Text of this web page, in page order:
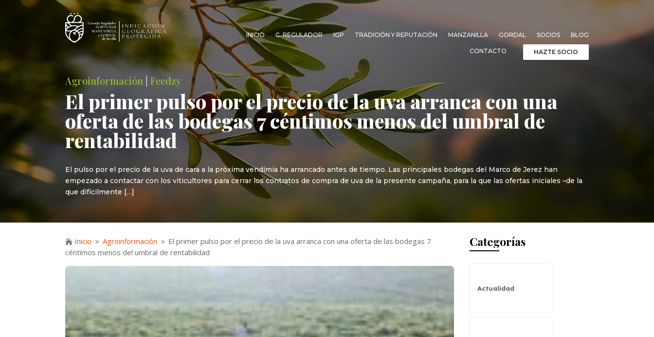
INICIO C. REGULADOR IGP TRADICIÓN Y REPUTACIÓN MANZANILLA GORDAL SOCIOS BLOG
CONTACTO HAZTE SOCIO
Agroinformación |Feedzy
El primer pulso por el precio de la uva arranca con una
oferta de las bodegas 7 céntimos menos del umbral de
rentabilidad
El pulso por el precio de la uva de cara a la próxima vendimia ha arrancado antes de tiempo. Las principales bodegas del Marco de Jerez han
empezado a contactar con los viticultores para cerrar los contratos de compra de uva de la presente campaña, para la que las ofertas iniciales –de la
que difícilmente […]
 Inicio 9 Agroinformación 9 El primer pulso por el precio de la uva arranca con una oferta de las bodegas 7
céntimos menos del umbral de rentabilidad
Categorías
Actualidad